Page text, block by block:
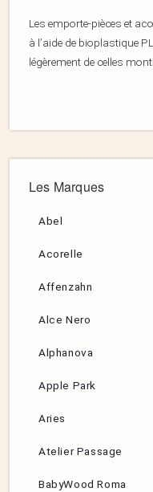
Les emporte-pièces et
à l’aide de bioplastique
légèrement de celles
Les Marques
Abel
Acorelle
Affenzahn
Alce Nero
Alphanova
Apple Park
Aries
Atelier Passage
BabyWood Roma